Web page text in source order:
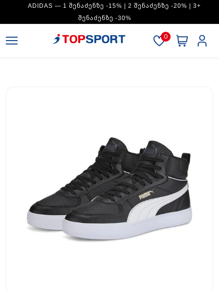
ADIDAS — 1 ᲨᲔᲜᲐᲫᲔᲜᲖᲔ -15% | 2 ᲨᲔᲜᲐᲫᲔᲜᲖᲔ -20% | 3+
ᲨᲔᲜᲐᲫᲔᲜᲖᲔ -30%
0